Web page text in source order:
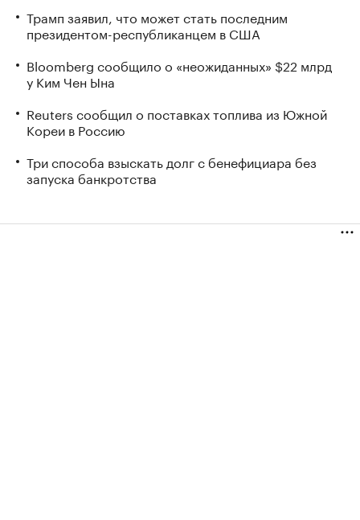
Трамп заявил, что может стать последним
президентом-республиканцем в США
Bloomberg сообщило о «неожиданных» $22 млрд
у Ким Чен Ына
Reuters сообщил о поставках топлива из Южной
Кореи в Россию
Три способа взыскать долг с бенефициара без
запуска банкротства